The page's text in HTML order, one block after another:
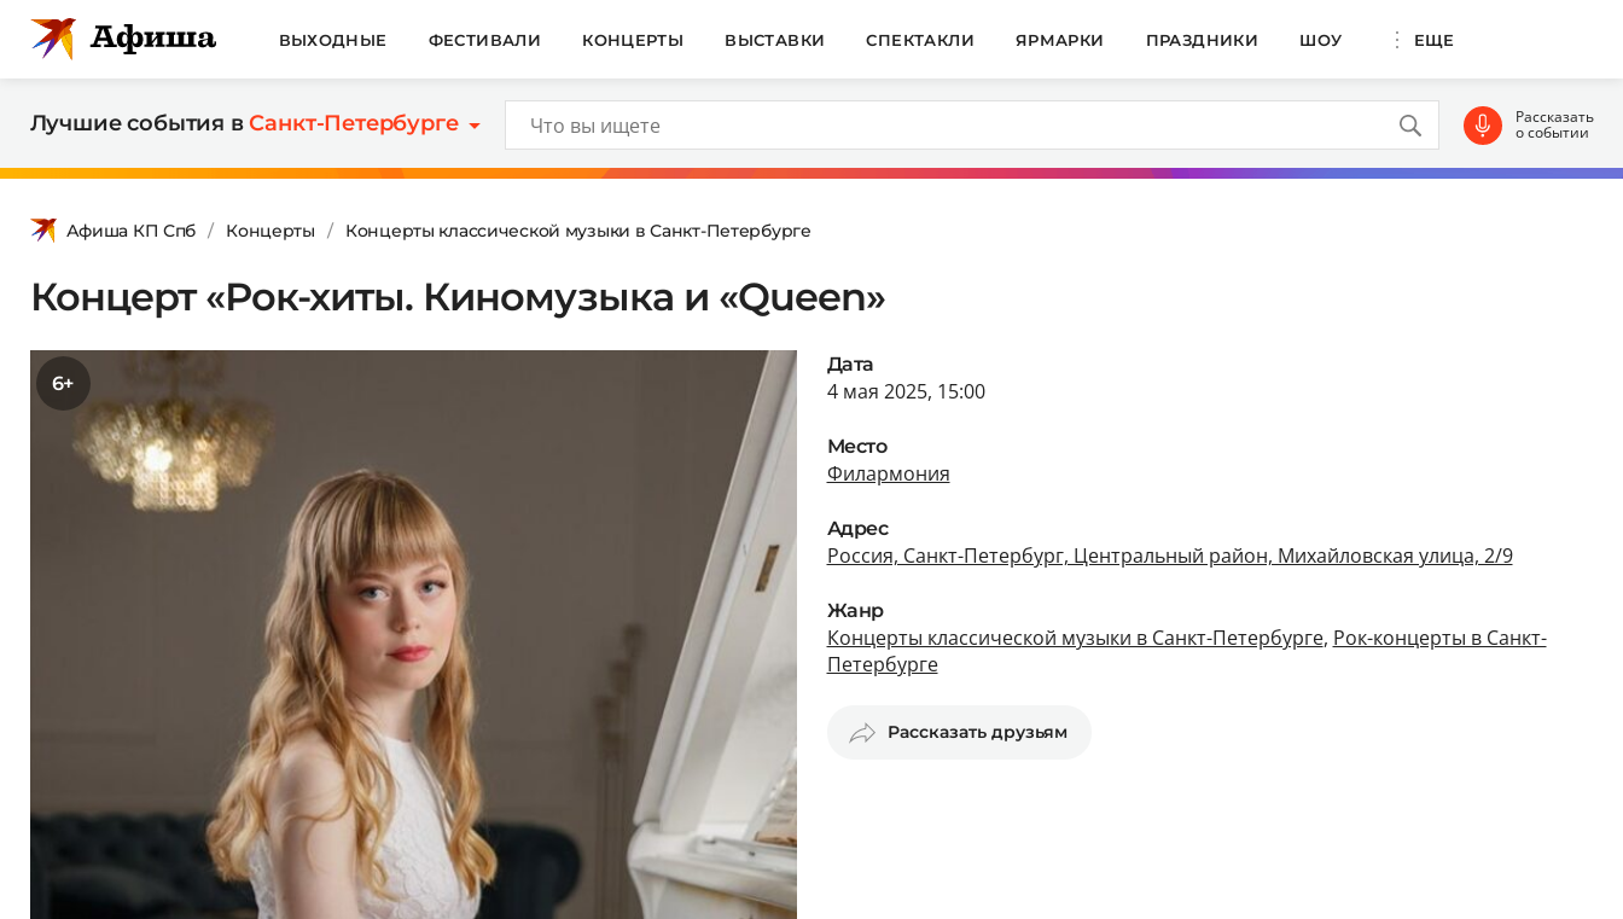
ВЫХОДНЫЕ ФЕСТИВАЛИ КОНЦЕРТЫ ВЫСТАВКИ СПЕКТАКЛИ ЯРМАРКИ ПРАЗДНИКИ ШОУ ЕЩЕ
Лучшие события вСанкт-Петербурге Рассказать
о событии
Афиша КП Спб Концерты Концерты классической музыки в Санкт-Петербурге
Концерт «Рок-хиты. Киномузыка и «Queen»
6+
Дата
4 мая 2025, 15:00
Место
Филармония
Адрес
Россия, Санкт-Петербург, Центральный район, Михайловская улица, 2/9
Жанр
Концерты классической музыки в Санкт-Петербурге, Рок-концерты в Санкт-
Петербурге
Рассказать друзьям